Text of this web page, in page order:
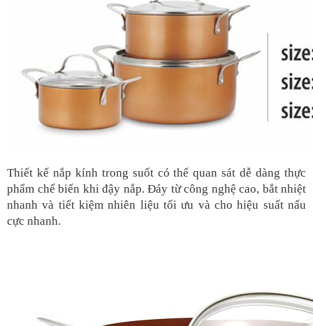
Thiết kế nắp kính trong suốt có thể quan sát dễ dàng thực
phẩm chế biến khi đậy nắp. Đáy từ công nghệ cao, bắt nhiệt
nhanh và tiết kiệm nhiên liệu tối ưu và cho hiệu suất nấu
cực nhanh.